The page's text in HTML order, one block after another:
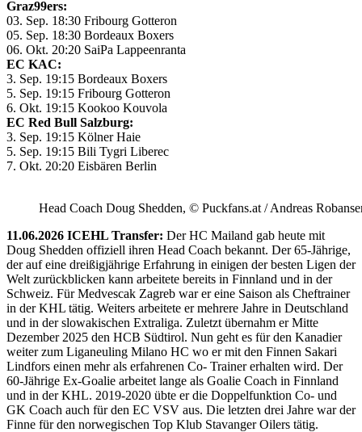
Graz99ers:
03. Sep. 18:30 Fribourg Gotteron
05. Sep. 18:30 Bordeaux Boxers
06. Okt. 20:20 SaiPa Lappeenranta
EC KAC:
3. Sep. 19:15 Bordeaux Boxers
5. Sep. 19:15 Fribourg Gotteron
6. Okt. 19:15 Kookoo Kouvola
EC Red Bull Salzburg:
3. Sep. 19:15 Kölner Haie
5. Sep. 19:15 Bili Tygri Liberec
7. Okt. 20:20 Eisbären Berlin
Head Coach Doug Shedden, © Puckfans.at / Andreas
11.06.2026 ICEHL Transfer: Der HC Mailand gab heute mit
Doug Shedden offiziell ihren Head Coach bekannt. Der 65-Jährige,
der auf eine dreißigjährige Erfahrung in einigen der besten Ligen der
Welt zurückblicken kann arbeitete bereits in Finnland und in der
Schweiz. Für Medvescak Zagreb war er eine Saison als Cheftrainer
in der KHL tätig. Weiters arbeitete er mehrere Jahre in Deutschland
und in der slowakischen Extraliga. Zuletzt übernahm er Mitte
Dezember 2025 den HCB Südtirol. Nun geht es für den Kanadier
weiter zum Liganeuling Milano HC wo er mit den Finnen Sakari
Lindfors einen mehr als erfahrenen Co- Trainer erhalten wird. Der
60-Jährige Ex-Goalie arbeitet lange als Goalie Coach in Finnland
und in der KHL. 2019-2020 übte er die Doppelfunktion Co- und
GK Coach auch für den EC VSV aus. Die letzten drei Jahre war der
Finne für den norwegischen Top Klub Stavanger Oilers tätig.